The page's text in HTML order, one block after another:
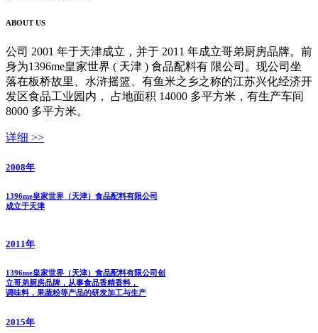
ABOUT US
公司 2001 年于天津成立，并于 2011 年成立哥弟厨房品牌。前
身为1396me皇家世界 ( 天津 ) 食品配料有 限公司。现公司坐
落在板桥故里、水浒摇篮、有鱼米之乡之称的江苏兴化经济开
发区食品工业园内， 占地面积 14000 多平方米，有生产车间
8000 多平方米。
详细 >>
2008年
1396me皇家世界（天津）食品配料有限公司
成立于天津
2011年
1396me皇家世界（天津）食品配料有限公司创
立哥弟厨房品牌，从事食品香精香料，
调味料，果蔬粉等产品的研发加工与生产
2015年